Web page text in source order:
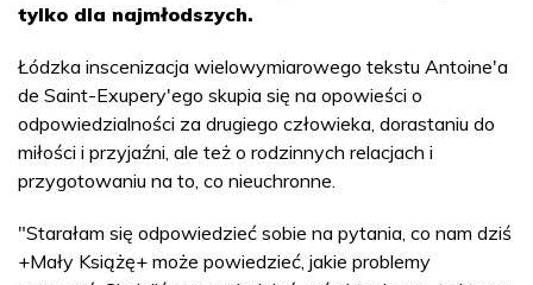
tylko dla najmłodszych.
Łódzka inscenizacja wielowymiarowego tekstu Antoine'a
de Saint-Exupery'ego skupia się na opowieści o
odpowiedzialności za drugiego człowieka, dorastaniu do
miłości i przyjaźni, ale też o rodzinnych relacjach i
przygotowaniu na to, co nieuchronne.
"Starałam się odpowiedzieć sobie na pytania, co nam dziś
+Mały Książę+ może powiedzieć, jakie problemy